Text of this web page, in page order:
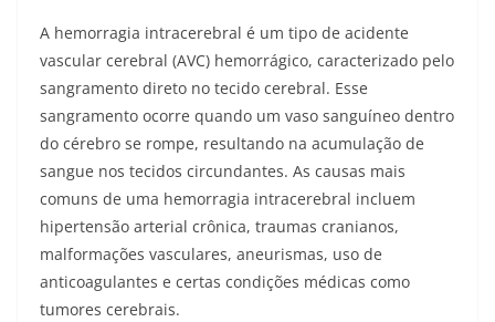
A hemorragia intracerebral é um tipo de acidente
vascular cerebral (AVC) hemorrágico, caracterizado pelo
sangramento direto no tecido cerebral. Esse
sangramento ocorre quando um vaso sanguíneo dentro
do cérebro se rompe, resultando na acumulação de
sangue nos tecidos circundantes. As causas mais
comuns de uma hemorragia intracerebral incluem
hipertensão arterial crônica, traumas cranianos,
malformações vasculares, aneurismas, uso de
anticoagulantes e certas condições médicas como
tumores cerebrais.